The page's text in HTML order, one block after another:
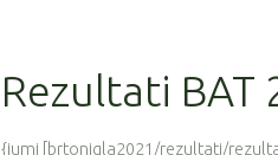
Rezultati BAT
{jumi [brtonigla2021/rezultati/